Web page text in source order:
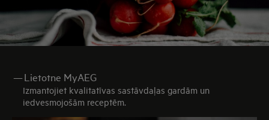
—Lietotne MyAEG
Izmantojiet kvalitatīvas sastāvdaļas gardām un
iedvesmojošām receptēm.